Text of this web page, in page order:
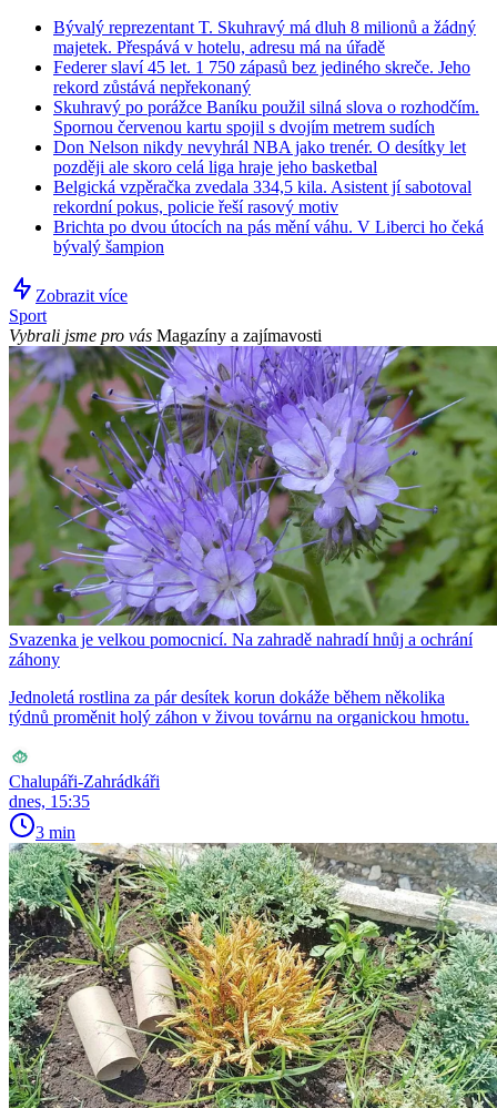
Bývalý reprezentant T. Skuhravý má dluh 8 milionů a žádný
majetek. Přespává v hotelu, adresu má na úřadě
Federer slaví 45 let. 1 750 zápasů bez jediného skreče. Jeho
rekord zůstává nepřekonaný
Skuhravý po porážce Baníku použil silná slova o rozhodčím.
Spornou červenou kartu spojil s dvojím metrem sudích
Don Nelson nikdy nevyhrál NBA jako trenér. O desítky let
později ale skoro celá liga hraje jeho basketbal
Belgická vzpěračka zvedala 334,5 kila. Asistent jí sabotoval
rekordní pokus, policie řeší rasový motiv
Brichta po dvou útocích na pás mění váhu. V Liberci ho čeká
bývalý šampion
Zobrazit více
Sport
Vybrali jsme pro vás Magazíny a zajímavosti
Svazenka je velkou pomocnicí. Na zahradě nahradí hnůj a ochrání
záhony
Jednoletá rostlina za pár desítek korun dokáže během několika
týdnů proměnit holý záhon v živou továrnu na organickou hmotu.
Chalupáři-Zahrádkáři
dnes, 15:35
3 min